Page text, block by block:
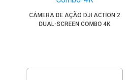
CÂMERA DE AÇÃO DJI ACTION 2
DUAL-SCREEN COMBO 4K